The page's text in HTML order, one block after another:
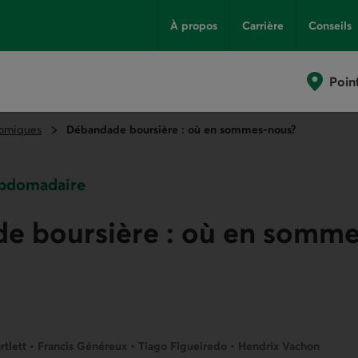
À propos Carrière Conseils
Débandade boursière : où en sommes-nous?
boursière : où en
• Francis Généreux • Tiago Figueiredo • Hendrix Vachon